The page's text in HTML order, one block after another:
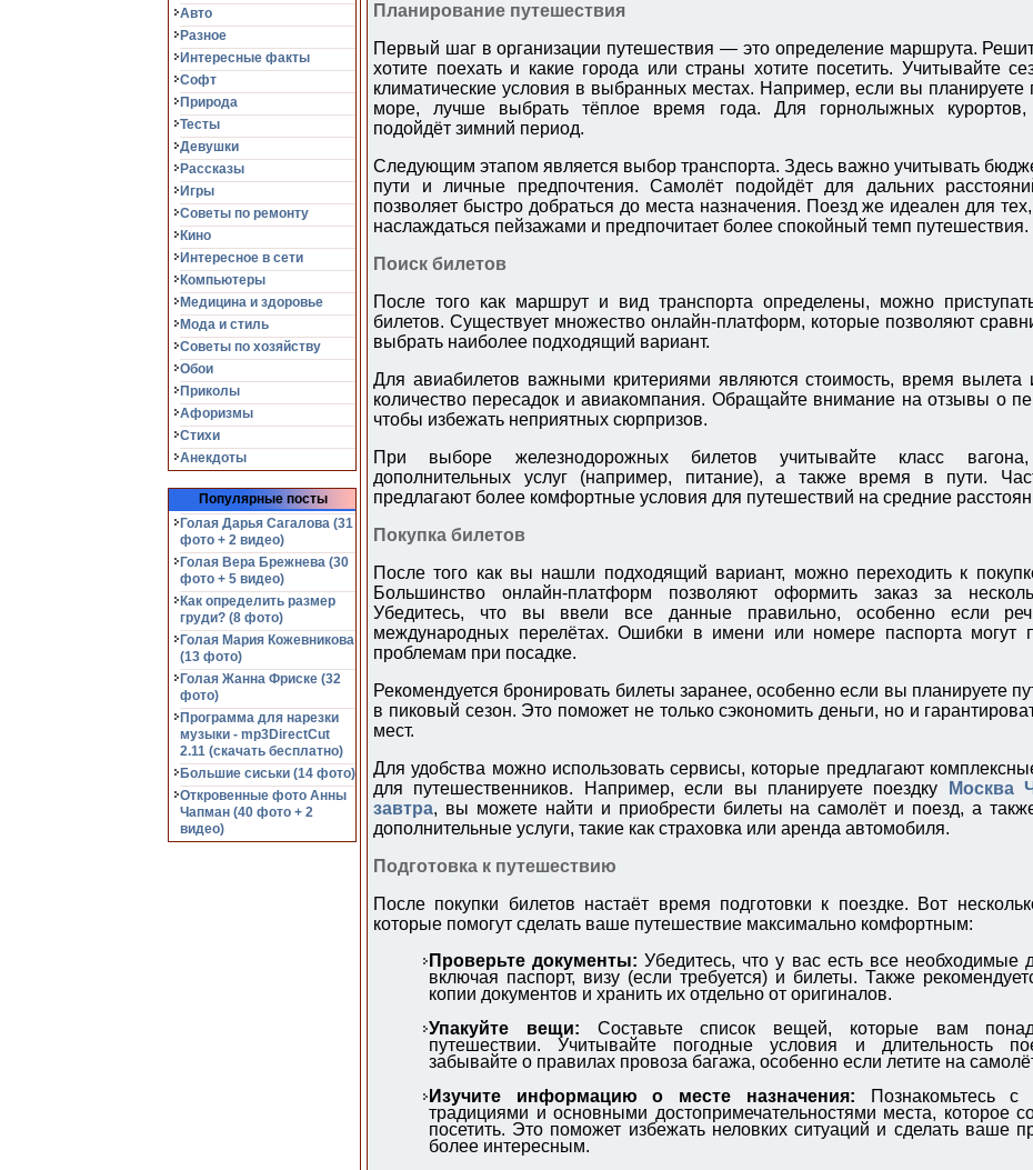
Авто
Разное
Интересные факты
Софт
Природа
Тесты
Девушки
Рассказы
Игры
Советы по ремонту
Кино
Интересное в сети
Компьютеры
Медицина и здоровье
Мода и стиль
Советы по хозяйству
Обои
Приколы
Афоризмы
Стихи
Анекдоты
Популярные посты
Голая Дарья Сагалова (31
фото + 2 видео)
Голая Вера Брежнева (30
фото + 5 видео)
Как определить размер
груди? (8 фото)
Голая Мария Кожевникова
(13 фото)
Голая Жанна Фриске (32
фото)
Программа для нарезки
музыки - mp3DirectCut
2.11 (cкачать бесплатно)
Большие сиськи (14 фото)
Откровенные фото Анны
Чапман (40 фото + 2
видео)
Планирование путешествия
Первый шаг в организации путешествия — это определение маршрута.
хотите поехать и какие города или страны хотите посетить. Учитывайте
климатические условия в выбранных местах. Например, если вы планируете
море, лучше выбрать тёплое время года. Для горнолыжных курортов,
подойдёт зимний период.
Следующим этапом является выбор транспорта. Здесь важно учитывать
пути и личные предпочтения. Самолёт подойдёт для дальних
позволяет быстро добраться до места назначения. Поезд же идеален для
наслаждаться пейзажами и предпочитает более спокойный темп путешествия.
Поиск билетов
После того как маршрут и вид транспорта определены, можно
билетов. Существует множество онлайн-платформ, которые позволяют
выбрать наиболее подходящий вариант.
Для авиабилетов важными критериями являются стоимость, время вылета
количество пересадок и авиакомпания. Обращайте внимание на отзывы о
чтобы избежать неприятных сюрпризов.
При выборе железнодорожных билетов учитывайте класс
дополнительных услуг (например, питание), а также время в пути.
предлагают более комфортные условия для путешествий на средние
Покупка билетов
После того как вы нашли подходящий вариант, можно переходить к
Большинство онлайн-платформ позволяют оформить заказ за
Убедитесь, что вы ввели все данные правильно, особенно если
международных перелётах. Ошибки в имени или номере паспорта могут
проблемам при посадке.
Рекомендуется бронировать билеты заранее, особенно если вы планируете
в пиковый сезон. Это поможет не только сэкономить деньги, но и
мест.
Для удобства можно использовать сервисы, которые предлагают
для путешественников. Например, если вы планируете поездку
Москва
завтра, вы можете найти и приобрести билеты на самолёт и поезд, а
дополнительные услуги, такие как страховка или аренда автомобиля.
Подготовка к путешествию
После покупки билетов настаёт время подготовки к поездке. Вот
которые помогут сделать ваше путешествие максимально комфортным:
Проверьте документы: Убедитесь, что у вас есть все необходимые
включая паспорт, визу (если требуется) и билеты. Также
копии документов и хранить их отдельно от оригиналов.
Упакуйте вещи: Составьте список вещей, которые вам
путешествии. Учитывайте погодные условия и длительность
забывайте о правилах провоза багажа, особенно если летите на
Изучите информацию о месте назначения: Познакомьтесь с
традициями и основными достопримечательностями места, которое
посетить. Это поможет избежать неловких ситуаций и сделать ваше
более интересным.